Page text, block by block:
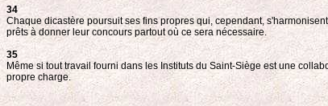
34
Chaque dicastère poursuit ses fins propres qui, cependant,
prêts à donner leur concours partout où ce sera nécessaire.
35
Même si tout travail fourni dans les Instituts du Saint-Siège est une
propre charge.